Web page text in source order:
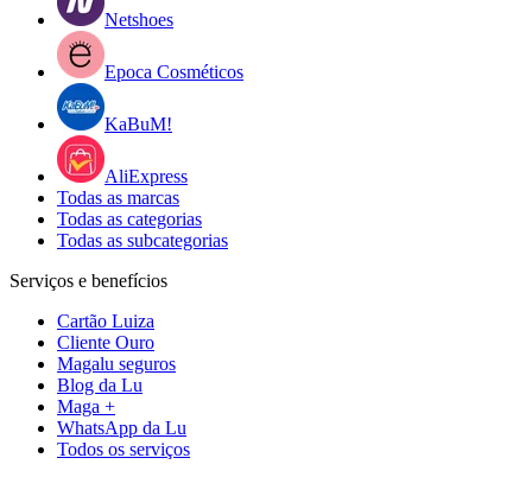
Netshoes
Epoca Cosméticos
KaBuM!
AliExpress
Todas as marcas
Todas as categorias
Todas as subcategorias
Serviços e benefícios
Cartão Luiza
Cliente Ouro
Magalu seguros
Blog da Lu
Maga +
WhatsApp da Lu
Todos os serviços